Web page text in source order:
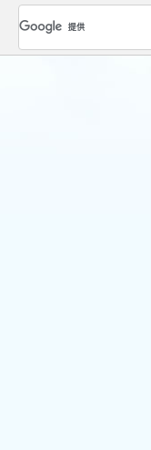
ン
テ